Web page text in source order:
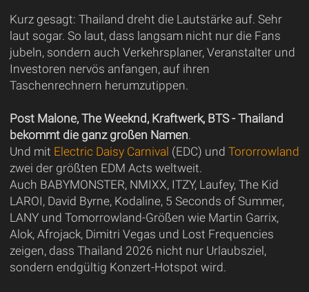
Kurz gesagt: Thailand dreht die Lautstärke auf. Sehr
laut sogar. So laut, dass langsam nicht nur die Fans
jubeln, sondern auch Verkehrsplaner, Veranstalter und
Investoren nervös anfangen, auf ihren
Taschenrechnern herumzutippen.
Post Malone, The Weeknd, Kraftwerk, BTS - Thailand
bekommt die ganz großen Namen.
Und mit Electric Daisy Carnival (EDC) und Tororrowland
zwei der größten EDM Acts weltweit.
Auch BABYMONSTER, NMIXX, ITZY, Laufey, The Kid
LAROI, David Byrne, Kodaline, 5 Seconds of Summer,
LANY und Tomorrowland-Größen wie Martin Garrix,
Alok, Afrojack, Dimitri Vegas und Lost Frequencies
zeigen, dass Thailand 2026 nicht nur Urlaubsziel,
sondern endgültig Konzert-Hotspot wird.